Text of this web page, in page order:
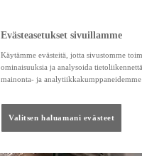
Evästeasetukset sivuillamme
Käytämme evästeitä, jotta sivustomme
ominaisuuksia ja analysoida
mainonta- ja analytiikkakumppaneidemme
Valitsen haluamani evästeet